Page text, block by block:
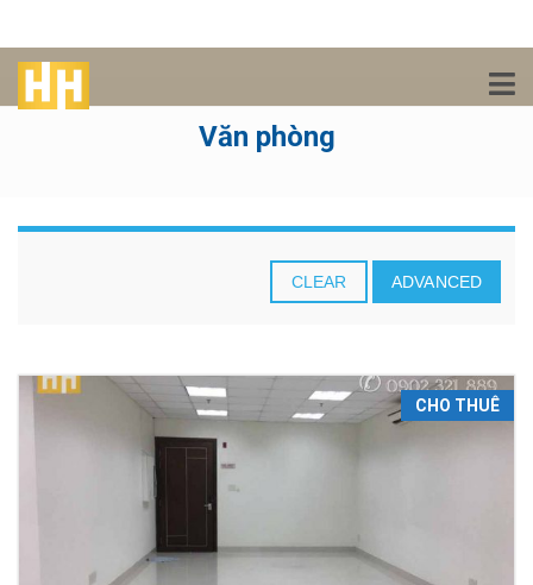
Văn phòng
CLEAR ADVANCED
CHO THUÊ